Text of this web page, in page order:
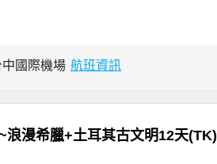
國際機場 航班資訊
浪漫希臘+土耳其古文明12天(TK)